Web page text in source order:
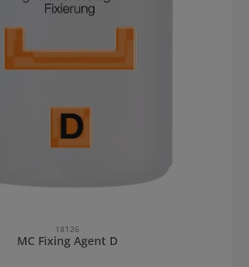
18126
MC Fixing Agent D